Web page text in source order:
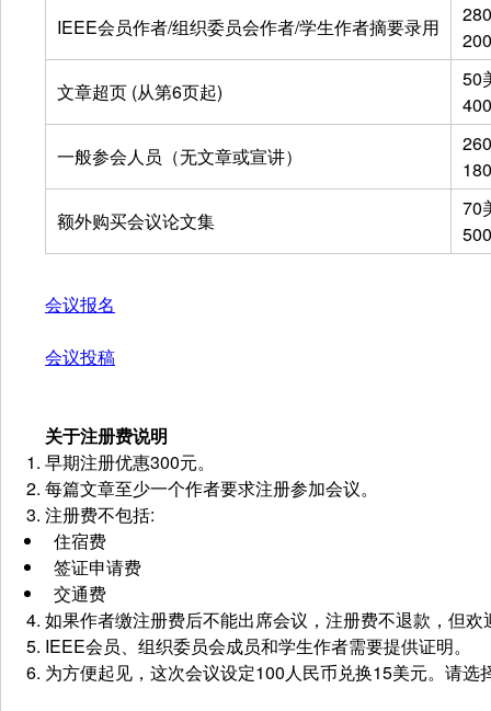
IEEE会员作者/组织委员会作者/学生作者摘要录用
文章超页 (从第6页起)
50
一般参会人员（无文章或宣讲）
额外购买会议论文集
70
会议报名
会议投稿
关于注册费说明
早期注册优惠300元。
每篇文章至少一个作者要求注册参加会议。
注册费不包括:
住宿费
签证申请费
交通费
如果作者缴注册费后不能出席会议，注册费不退款，但
IEEE会员、组织委员会成员和学生作者需要提供证明。
为方便起见，这次会议设定100人民币兑换15美元。请选